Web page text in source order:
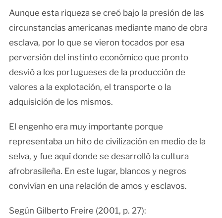
Aunque esta riqueza se creó bajo la presión de las
circunstancias americanas mediante mano de obra
esclava, por lo que se vieron tocados por esa
perversión del instinto económico que pronto
desvió a los portugueses de la producción de
valores a la explotación, el transporte o la
adquisición de los mismos.
El engenho era muy importante porque
representaba un hito de civilización en medio de la
selva, y fue aquí donde se desarrolló la cultura
afrobrasileña. En este lugar, blancos y negros
convivían en una relación de amos y esclavos.
Según Gilberto Freire (2001, p. 27):